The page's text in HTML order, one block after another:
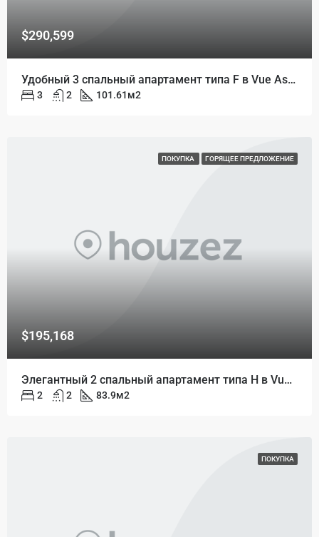
$290,599
Удобный 3 спальный апартамент типа F в Vue Aston
3 2 101.61м2
ПОКУПКА ГОРЯЩЕЕ ПРЕДЛОЖЕНИЕ
$195,168
Элегантный 2 спальный апартамент типа H в Vue Aston
2 2 83.9м2
ПОКУПКА